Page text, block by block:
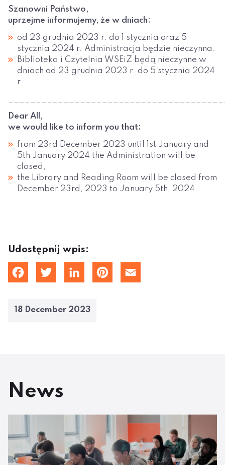
Szanowni Państwo,
uprzejme informujemy, że w dniach:
od 23 grudnia 2023 r. do 1 stycznia oraz 5
stycznia 2024 r. Administracja będzie nieczynna.
Biblioteka i Czytelnia WSEiZ będą nieczynne w
dniach od 23 grudnia 2023 r. do 5 stycznia 2024
r.
Dear All,
we would like to inform you that:
from 23rd December 2023 until 1st January and
5th January 2024 the Administration will be
closed,
the Library and Reading Room will be closed from
December 23rd, 2023 to January 5th, 2024.
Udostępnij wpis:
TwitterLinkedInPinterestEmail
18 December 2023
News